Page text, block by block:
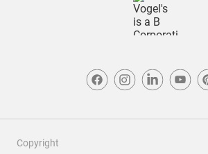
Copyright